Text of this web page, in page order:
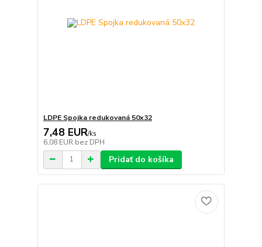
LDPE Spojka redukovaná 50x32
7,48 EUR/ks
6,08 EUR bez DPH
Pridať do košíka